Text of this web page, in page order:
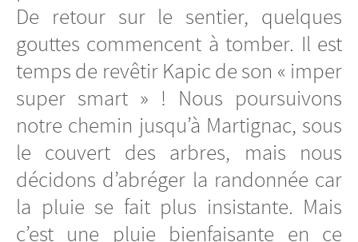
De retour sur le sentier, quelques
gouttes commencent à tomber. Il est
temps de revêtir Kapic de son « imper
super smart » ! Nous poursuivons
notre chemin jusqu’à Martignac, sous
le couvert des arbres, mais nous
décidons d’abréger la randonnée car
la pluie se fait plus insistante. Mais
c’est une pluie bienfaisante en ce